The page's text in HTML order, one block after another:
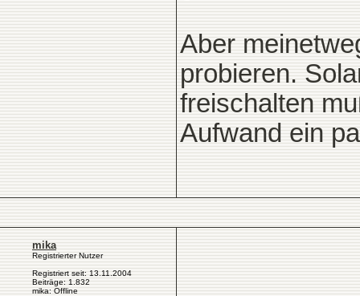
Aber
probieren.
freischalten
Aufwand ein
mika
Registrierter Nutzer
Registriert seit: 13.11.2004
Beiträge: 1.832
mika: Offline